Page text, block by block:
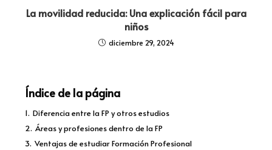
La movilidad reducida: Una explicación fácil para
niños
diciembre 29, 2024
Índice de la página
1. Diferencia entre la FP y otros estudios
2. Áreas y profesiones dentro de la FP
3. Ventajas de estudiar Formación Profesional